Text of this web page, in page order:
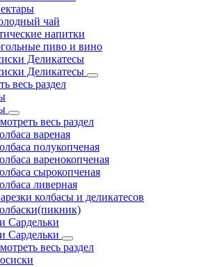
чай
напитки
пиво и вино
Деликатесы
Деликатесы
весь раздел
весь раздел
вареная
полукопченая
варенокопченая
сырокопченая
ливерная
колбасы и деликатесов
Сардельки
Сардельки
весь раздел